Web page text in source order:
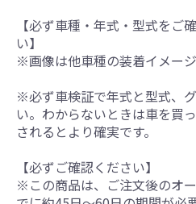
【必ず車種・年式・型式をご
い】
※画像は他車種の装着イメージ
※必ず車検証で年式と型式、
い。わからないときは車を買
されるとより確実です。
【必ずご確認ください】
※この商品は、ご注文後のオ